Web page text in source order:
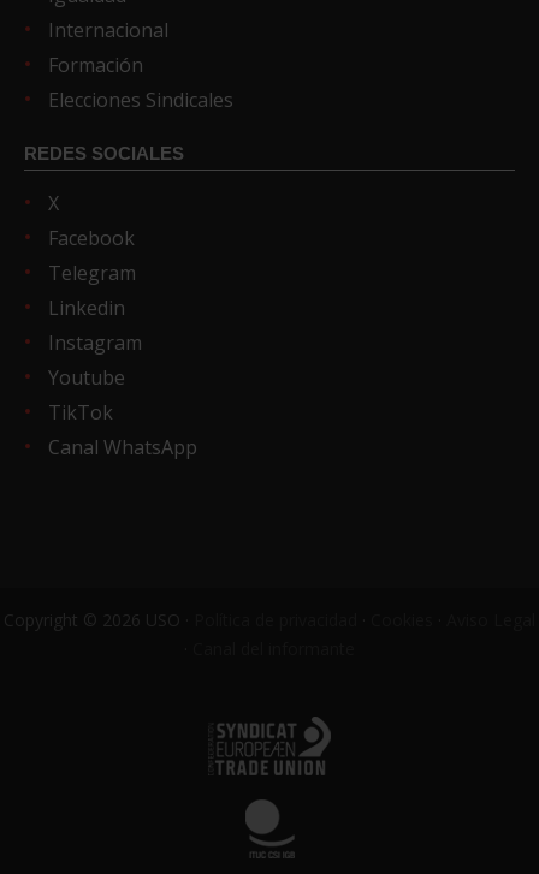
Internacional
Formación
Elecciones Sindicales
REDES SOCIALES
X
Facebook
Telegram
Linkedin
Instagram
Youtube
TikTok
Canal WhatsApp
Copyright © 2026 USO ·